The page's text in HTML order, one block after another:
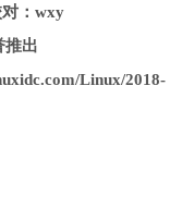
：wxy
推出
Linux/2018-